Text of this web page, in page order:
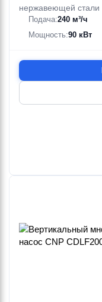
нержавеющей стали
Подача:240 м³/ч
Мощность:90 кВт